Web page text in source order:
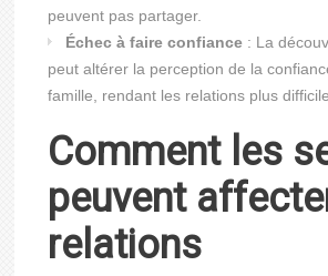
peuvent pas partager.
Échec à faire confiance : La
peut altérer la perception de la
famille, rendant les relations plus
Comment les
peuvent
relations